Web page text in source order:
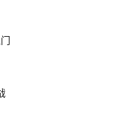
改查、分页等）
整合开发